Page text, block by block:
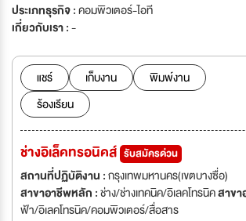
ประเภทธุรกิจ :คอมพิวเตอร์-ไอที
เกี่ยวกับเรา :-
แชร์ เก็บงาน
พิมพ์งาน
ร้องเรียน
ช่างอิเล็คทรอนิคส์ รับสมัครด่วน
สถานที่ปฏิบัติงาน :กรุงเทพมหานคร(เขตบางซื่อ)
สาขาอาชีพหลัก :ช่าง/ช่างเทคนิค/อิเลคโทรนิคสาขา
ฟ้า/อิเลคโทรนิค/คอมพิวเตอร์/สื่อสาร